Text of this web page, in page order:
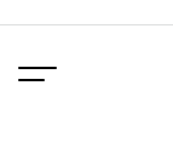
вмісту